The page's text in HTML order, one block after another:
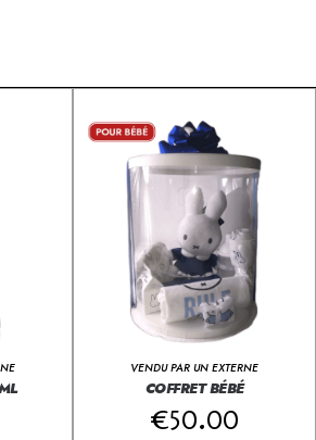
VENDU PAR UN EXTERNE
COFFRET BÉBÉ
€50.00